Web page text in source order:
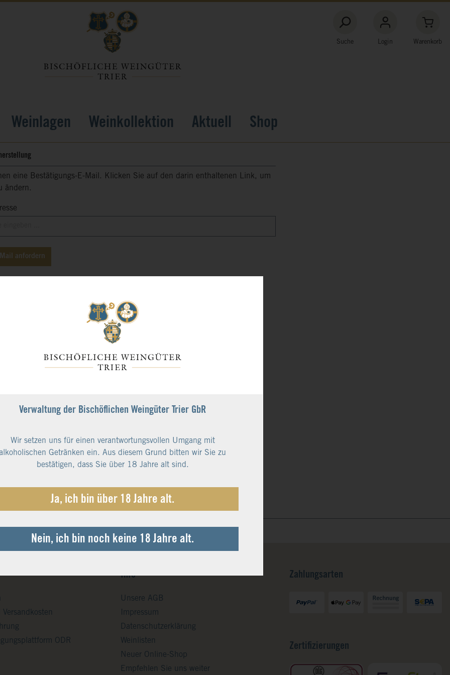
Suche Login Warenkorb
Weinlagen Weinkollektion Aktuell Shop
eine Bestätigungs-E-Mail. Klicken Sie auf den darin enthaltenen Link, um
ändern.
anfordern
ODR
Info
Unsere AGB
Impressum
Datenschutzerklärung
Weinlisten
Neuer Online-Shop
Empfehlen Sie uns weiter
Zahlungsarten
Zertifizierungen
Verwaltung der Bischöflichen Weingüter Trier GbR
Wir setzen uns für einen verantwortungsvollen Umgang mit
Getränken ein. Aus diesem Grund bitten wir Sie zu
bestätigen, dass Sie über 18 Jahre alt sind.
Ja, ich bin über 18 Jahre alt.
Nein, ich bin noch keine 18 Jahre alt.